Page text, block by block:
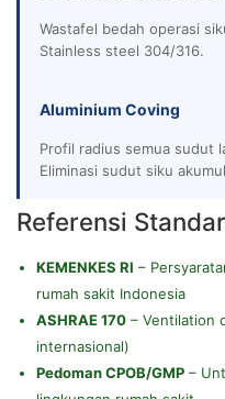
Wastafel bedah operasi
Stainless steel 304/316.
Aluminium Coving
Profil radius semua sudut
Eliminasi sudut siku
Referensi
KEMENKES RI –
rumah sakit Indonesia
ASHRAE 170 – Ventilation
internasional)
Pedoman CPOB/GMP –